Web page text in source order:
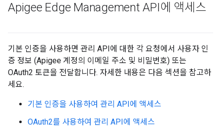
Apigee Edge Management API에 액세스
기본 인증을 사용하면 관리 API에 대한 각 요청에서 사용자 인
증 정보 (Apigee 계정의 이메일 주소 및 비밀번호) 또는
OAuth2 토큰을 전달합니다. 자세한 내용은 다음 섹션을 참고하
세요.
기본 인증을 사용하여 관리 API에 액세스
OAuth2를 사용하여 관리 API에 액세스